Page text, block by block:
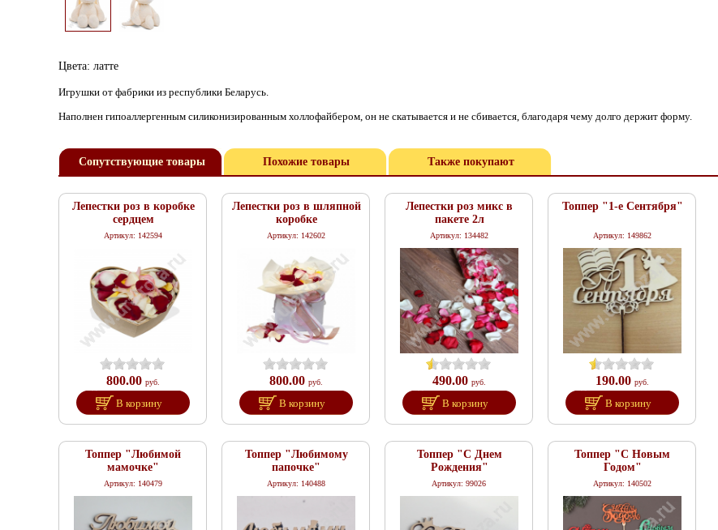
Цвета: латте
Игрушки от фабрики из республики Беларусь.
Наполнен гипоаллергенным силиконизированным холлофайбером, он не скатывается и не сбивается, благодаря чему долго держит форму.
Сопутствующие товары Похожие товары Также покупают
Лепестки роз в коробке
сердцем
Артикул: 142594
800.00 руб.
В корзину
Лепестки роз в шляпной
коробке
Артикул: 142602
800.00 руб.
В корзину
Лепестки роз микс в
пакете 2л
Артикул: 134482
490.00 руб.
В корзину
Топпер "1-е Сентября"
Артикул: 149862
190.00 руб.
В корзину
Топпер "Любимой
мамочке"
Артикул: 140479
Топпер "Любимому
папочке"
Артикул: 140488
Топпер "С Днем
Рождения"
Артикул: 99026
Топпер "С Новым
Годом"
Артикул: 140502